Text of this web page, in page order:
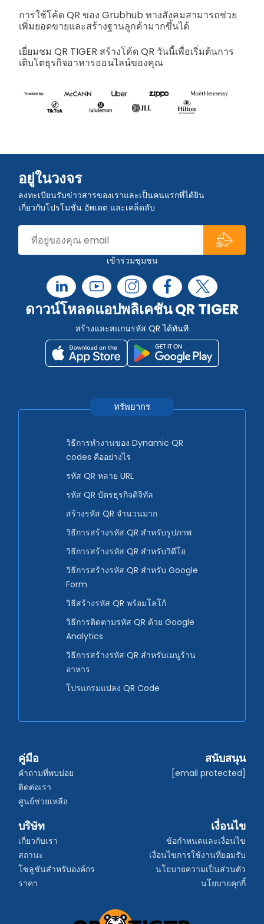
การใช้โค้ด QR ของ Grubhub ทางสังคมสามารถช่วย
เพิ่มยอดขายและสร้างฐานลูกค้ามากขึ้นได้
เยี่ยมชม QR TIGER สร้างโค้ด QR วันนี้เพื่อเริ่มต้นการ
เติบโตธุรกิจอาหารออนไลน์ของคุณ
อยู่ในวงจร
ลงทะเบียนรับข่าวสารของเราและเป็นคนแรกที่ได้ยิน
เกี่ยวกับโปรโมชั่น อัพเดต และเคล็ดลับ
เข้าร่วมชุมชน
ดาวน์โหลดแอปพลิเคชัน QR TIGER
สร้างและสแกนรหัส QR ได้ทันที
ทรัพยากร
วิธีการทำงานของ Dynamic QR
codes คืออย่างไร
รหัส QR หลาย URL
รหัส QR บัตรธุรกิจดิจิทัล
สร้างรหัส QR จำนวนมาก
วิธีการสร้างรหัส QR สำหรับรูปภาพ
วิธีการสร้างรหัส QR สำหรับวิดีโอ
วิธีการสร้างรหัส QR สำหรับ Google
Form
วิธีสร้างรหัส QR พร้อมโลโก้
วิธีการติดตามรหัส QR ด้วย Google
Analytics
วิธีการสร้างรหัส QR สำหรับเมนูร้าน
อาหาร
โปรแกรมแปลง QR Code
คู่มือ
คำถามที่พบบ่อย
ติดต่อเรา
ศูนย์ช่วยเหลือ
สนับสนุน
[email protected]
บริษัท
เกี่ยวกับเรา
สถานะ
โซลูชันสำหรับองค์กร
ราคา
เงื่อนไข
ข้อกำหนดและเงื่อนไข
เงื่อนไขการใช้งานที่ยอมรับ
นโยบายความเป็นส่วนตัว
นโยบายคุกกี้